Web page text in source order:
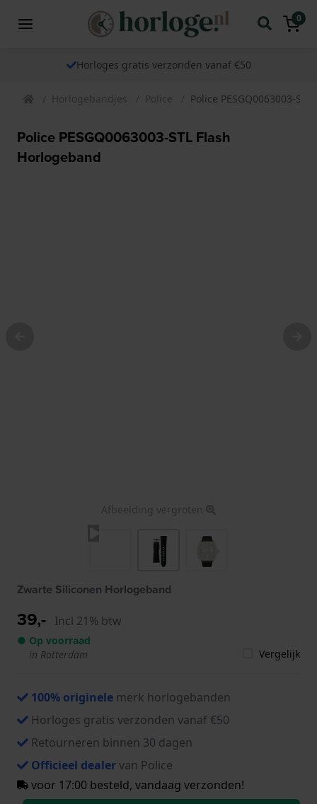
0
Horloges gratis verzonden vanaf €50
Horlogebandjes Police Police PESGQ0063003-
Police PESGQ0063003-STL Flash
Horlogeband
Afbeelding vergroten
Zwarte Siliconen Horlogeband
39,- Incl 21% btw
● Op voorraad
in Rotterdam
Vergelijk
100% originele merk horlogebanden
Horloges gratis verzonden vanaf €50
Retourneren binnen 30 dagen
Officieel dealervan Police
voor 17:00 besteld, vandaag verzonden!